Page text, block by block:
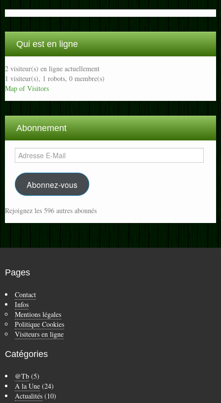
Qui est en ligne
2 visiteur(s) en ligne actuellement
1 visiteur(s), 1 robots, 0 membre(s)
Map of Visitors
Abonnement
Adresse
E-
Mail
Abonnez-vous
Rejoignez les 596 autres abonnés
Pages
Contact
Infos
Mentions légales
Politique Cookies
Visiteurs en ligne
Catégories
@Tb (5)
A la Une (24)
Actualités (10)